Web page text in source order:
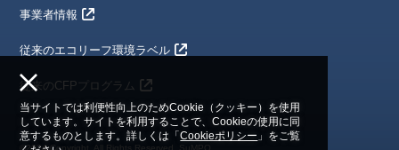
事業者情報
従来のエコリーフ環境ラベル
従来のCFPプログラム
当サイトでは利便性向上のためCookie（クッキー）を使用
しています。サイトを利用することで、Cookieの使用に同
意するものとします。詳しくは「Cookieポリシー 」をご覧